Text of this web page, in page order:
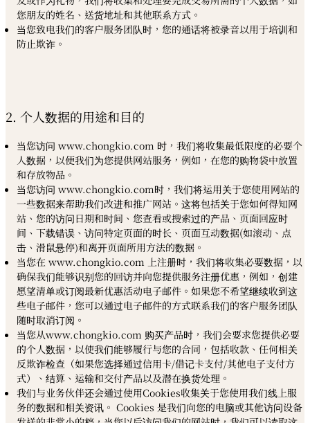
您朋友的姓名、送货地址和其他联系方式。
当您致电我们的客户服务团队时，您的通话将被录音以用于培训和
防止欺诈。
2. 个人数据的用途和目的
当您访问 www.chongkio.com 时，我们将收集最低限度的必要个
人数据，以便我们为您提供网站服务，例如，在您的购物袋中放置
和存放物品。
当您访问 www.chongkio.com时，我们将运用关于您使用网站的
一些数据来帮助我们改进和推广网站。这将包括关于您如何得知网
站、您的访问日期和时间、您查看或搜索过的产品、页面回应时
间、下载错误、访问特定页面的时长、页面互动数据(如滚动、点
击、滑鼠悬停)和离开页面所用方法的数据。
当您在 www.chongkio.com 上注册时，我们将收集必要数据，以
确保我们能够识别您的回访并向您提供服务注册优惠，例如，创建
愿望清单或订阅最新优惠活动电子邮件。如果您不希望继续收到这
些电子邮件，您可以通过电子邮件的方式联系我们的客户服务团队
随时取消订阅。
当您从www.chongkio.com 购买产品时，我们会要求您提供必要
的个人数据，以使我们能够履行与您的合同，包括收款、任何相关
反欺诈检查（如果您选择通过信用卡/借记卡支付/其他电子支付方
式）、结算、运输和交付产品以及潜在换货处理。
我们与业务伙伴还会通过使用Cookies收集关于您使用我们线上服
务的数据和相关资讯。 Cookies 是我们向您的电脑或其他访问设备